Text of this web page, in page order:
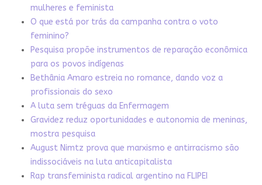
mulheres e feminista
O que está por trás da campanha contra o voto
feminino?
Pesquisa propõe instrumentos de reparação econômica
para os povos indígenas
Bethânia Amaro estreia no romance, dando voz a
profissionais do sexo
A luta sem tréguas da Enfermagem
Gravidez reduz oportunidades e autonomia de meninas,
mostra pesquisa
August Nimtz prova que marxismo e antirracismo são
indissociáveis na luta anticapitalista
Rap transfeminista radical argentino na FLIPEI